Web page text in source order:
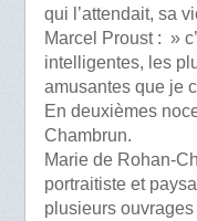
qui l’attendait, sa
Marcel Proust : »
intelligentes, les
amusantes que je
En deuxièmes
Chambrun.
Marie de Rohan-
portraitiste et
plusieurs